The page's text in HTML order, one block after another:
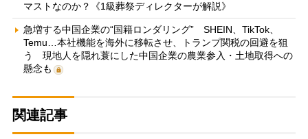
マストなのか？《1級葬祭ディレクターが解説》
急増する中国企業の“国籍ロンダリング” SHEIN、TikTok、
Temu…本社機能を海外に移転させ、トランプ関税の回避を狙
う 現地人を隠れ蓑にした中国企業の農業参入・土地取得への
懸念も
関連記事